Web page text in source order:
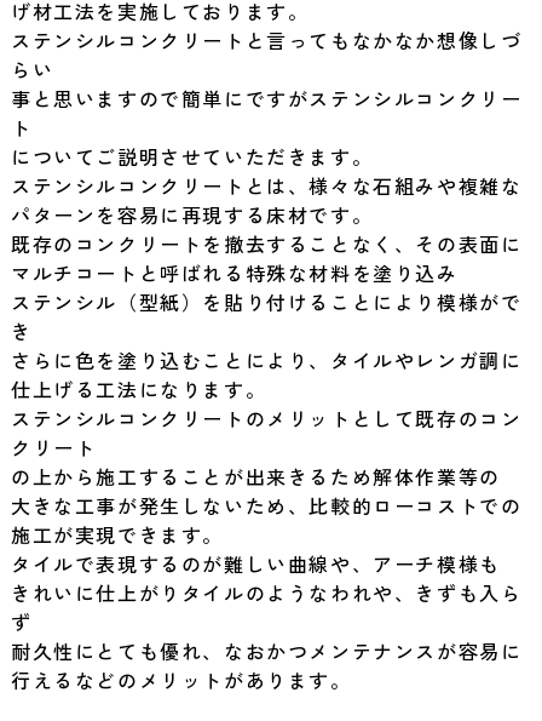
げ材工法を実施しております。
ステンシルコンクリートと言ってもなかなか想像しづ
らい
事と思いますので簡単にですがステンシルコンクリー
ト
についてご説明させていただきます。
ステンシルコンクリートとは、様々な石組みや複雑な
パターンを容易に再現する床材です。
既存のコンクリートを撤去することなく、その表面に
マルチコートと呼ばれる特殊な材料を塗り込み
ステンシル（型紙）を貼り付けることにより模様がで
き
さらに色を塗り込むことにより、タイルやレンガ調に
仕上げる工法になります。
ステンシルコンクリートのメリットとして既存のコン
クリート
の上から施工することが出来きるため解体作業等の
大きな工事が発生しないため、比較的ローコストでの
施工が実現できます。
タイルで表現するのが難しい曲線や、アーチ模様も
きれいに仕上がりタイルのようなわれや、きずも入ら
ず
耐久性にとても優れ、なおかつメンテナンスが容易に
行えるなどのメリットがあります。